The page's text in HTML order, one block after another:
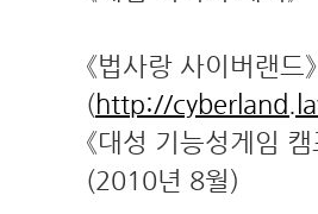
《법사랑 사이버랜드》
(http://
《대성 기능성게임 캠
(2010년 8월)